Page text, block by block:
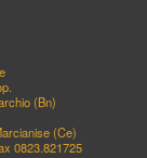
(Bn)
(Ce)
0823.821725